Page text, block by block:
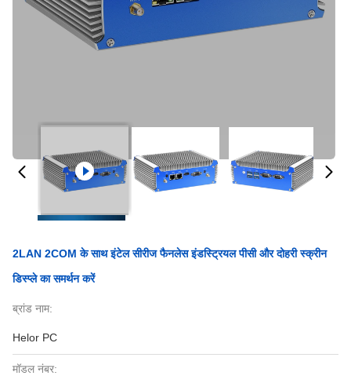
2LAN 2COM के साथ इंटेल सीरीज फैनलेस इंडस्ट्रियल पीसी और दोहरी स्क्रीन
डिस्प्ले का समर्थन करें
ब्रांड नाम:
Helor PC
मॉडल नंबर: